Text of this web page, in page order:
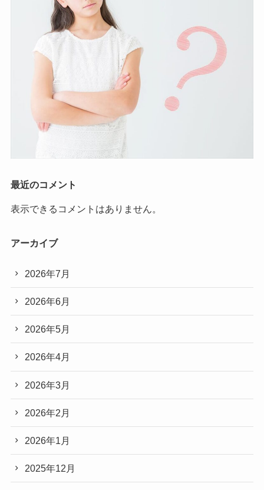
最近のコメント
表示できるコメントはありません。
アーカイブ
2026年7月
2026年6月
2026年5月
2026年4月
2026年3月
2026年2月
2026年1月
2025年12月